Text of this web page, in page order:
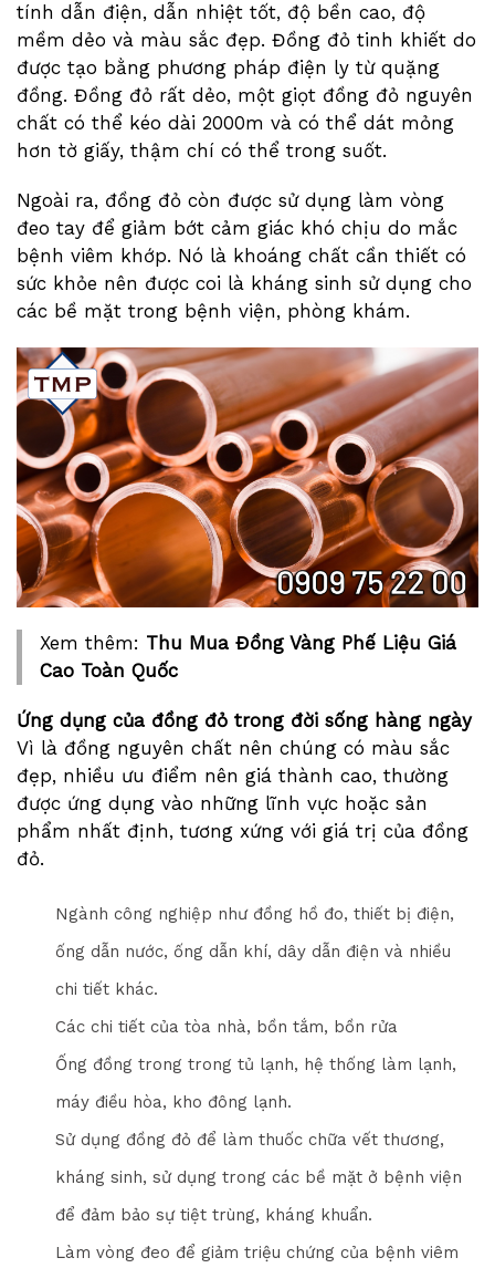
tính dẫn điện, dẫn nhiệt tốt, độ bền cao, độ
mềm dẻo và màu sắc đẹp. Đồng đỏ tinh khiết do
được tạo bằng phương pháp điện ly từ quặng
đồng. Đồng đỏ rất dẻo, một giọt đồng đỏ nguyên
chất có thể kéo dài 2000m và có thể dát mỏng
hơn tờ giấy, thậm chí có thể trong suốt.
Ngoài ra, đồng đỏ còn được sử dụng làm vòng
đeo tay để giảm bớt cảm giác khó chịu do mắc
bệnh viêm khớp. Nó là khoáng chất cần thiết có
sức khỏe nên được coi là kháng sinh sử dụng cho
các bề mặt trong bệnh viện, phòng khám.
Xem thêm: Thu Mua Đồng Vàng Phế Liệu Giá
Cao Toàn Quốc
Ứng dụng của đồng đỏ trong đời sống hàng ngày
Vì là đồng nguyên chất nên chúng có màu sắc
đẹp, nhiều ưu điểm nên giá thành cao, thường
được ứng dụng vào những lĩnh vực hoặc sản
phẩm nhất định, tương xứng với giá trị của đồng
đỏ.
Ngành công nghiệp như đồng hồ đo, thiết bị điện,
ống dẫn nước, ống dẫn khí, dây dẫn điện và nhiều
chi tiết khác.
Các chi tiết của tòa nhà, bồn tắm, bồn rửa
Ống đồng trong trong tủ lạnh, hệ thống làm lạnh,
máy điều hòa, kho đông lạnh.
Sử dụng đồng đỏ để làm thuốc chữa vết thương,
kháng sinh, sử dụng trong các bề mặt ở bệnh viện
để đảm bảo sự tiệt trùng, kháng khuẩn.
Làm vòng đeo để giảm triệu chứng của bệnh viêm